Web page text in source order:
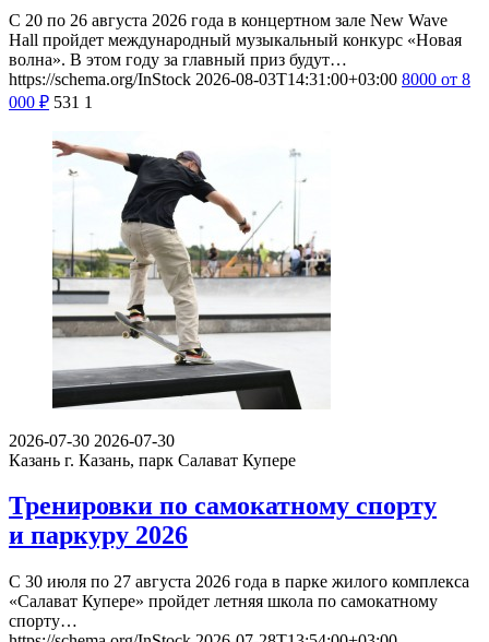
С 20 по 26 августа 2026 года в концертном зале New Wave
Hall пройдет международный музыкальный конкурс «Новая
волна». В этом году за главный приз будут…
https://schema.org/InStock 2026-08-03T14:31:00+03:00 8000 от 8
000 ₽ 531 1
2026-07-30 2026-07-30
Казань г. Казань, парк Салават Купере
Тренировки по самокатному спорту
и паркуру 2026
С 30 июля по 27 августа 2026 года в парке жилого комплекса
«Салават Купере» пройдет летняя школа по самокатному
спорту…